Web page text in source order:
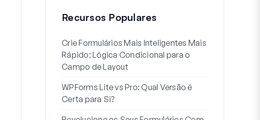
Recursos Populares
Crie Formulários Mais Inteligentes Mais
Rápido: Lógica Condicional para o
Campo de Layout
WPForms Lite vs Pro: Qual Versão é
Certa para Si?